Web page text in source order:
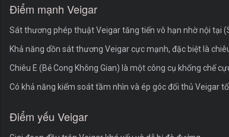
Điểm mạnh Veigar
Sát thương phép thuật Veigar tăng tiến vô hạn nhờ nội tại
Khả năng dồn sát thương Veigar cực mạnh, đặc biệt là
Chiêu E (Bẻ Cong Không Gian) là một công cụ khống chế
Có khả năng kiểm soát tầm nhìn và ép góc đối thủ Veigar
Điểm yếu Veigar